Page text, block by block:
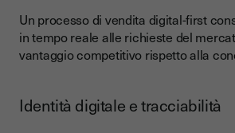
Un processo di vendita digital-first
in tempo reale alle richieste del
vantaggio competitivo rispetto alla
Identità digitale e tracciabilità